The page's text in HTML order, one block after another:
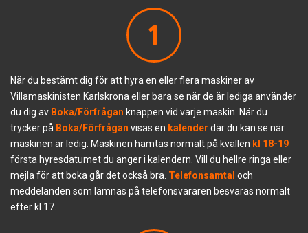
1
När du bestämt dig för att hyra en eller flera maskiner av
Villamaskinisten Karlskrona eller bara se när de är lediga använder
du dig av Boka/Förfrågan knappen vid varje maskin. När du
trycker på Boka/Förfrågan visas en kalender där du kan se när
maskinen är ledig. Maskinen hämtas normalt på kvällen kl 18-19
första hyresdatumet du anger i kalendern. Vill du hellre ringa eller
mejla för att boka går det också bra. Telefonsamtal och
meddelanden som lämnas på telefonsvararen besvaras normalt
efter kl 17.